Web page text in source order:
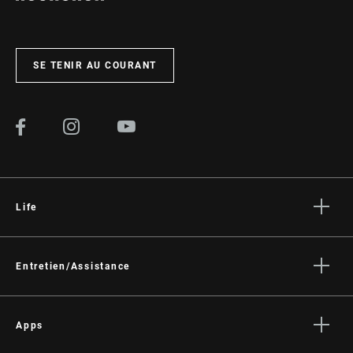
SE TENIR AU COURANT
Life
Culture
Entretien/Assistance
Assistance pour les revendeurs
Apps